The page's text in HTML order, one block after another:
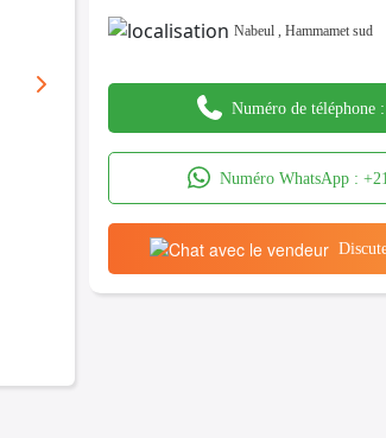
Nabeul ,Hammamet sud
Numéro de téléphone :
Numéro WhatsApp :